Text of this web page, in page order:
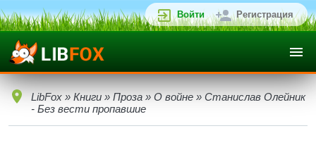
Войти Регистрация
LibFox » Книги » Проза » О войне » Станислав Олейник
- Без вести пропавшие